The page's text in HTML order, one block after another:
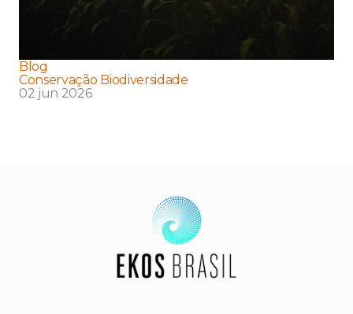
Blog
Conservação Biodiversidade
02 jun 2026